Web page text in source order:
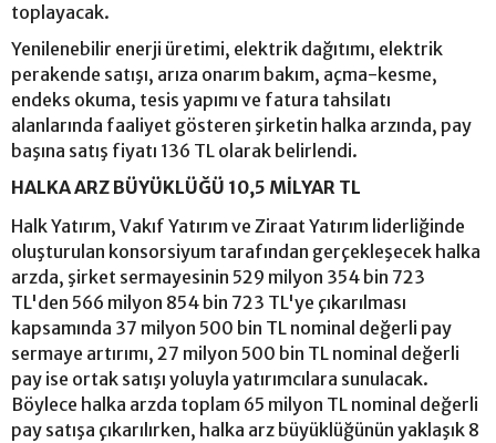
toplayacak.
Yenilenebilir enerji üretimi, elektrik dağıtımı, elektrik
perakende satışı, arıza onarım bakım, açma-kesme,
endeks okuma, tesis yapımı ve fatura tahsilatı
alanlarında faaliyet gösteren şirketin halka arzında, pay
başına satış fiyatı 136 TL olarak belirlendi.
HALKA ARZ BÜYÜKLÜĞÜ 10,5 MİLYAR TL
Halk Yatırım, Vakıf Yatırım ve Ziraat Yatırım liderliğinde
oluşturulan konsorsiyum tarafından gerçekleşecek halka
arzda, şirket sermayesinin 529 milyon 354 bin 723
TL'den 566 milyon 854 bin 723 TL'ye çıkarılması
kapsamında 37 milyon 500 bin TL nominal değerli pay
sermaye artırımı, 27 milyon 500 bin TL nominal değerli
pay ise ortak satışı yoluyla yatırımcılara sunulacak.
Böylece halka arzda toplam 65 milyon TL nominal değerli
pay satışa çıkarılırken, halka arz büyüklüğünün yaklaşık 8